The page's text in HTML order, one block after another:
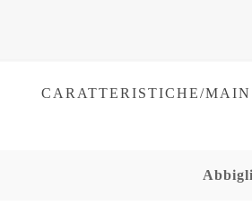
CARATTERISTICHE/MAIN